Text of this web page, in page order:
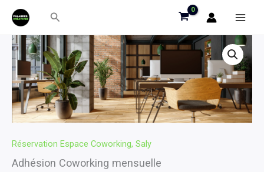
contenu
Rechercher
Réservation Espace Coworking, Saly
Adhésion Coworking mensuelle
quantité
de
Adhésion
Coworking
mensuelle